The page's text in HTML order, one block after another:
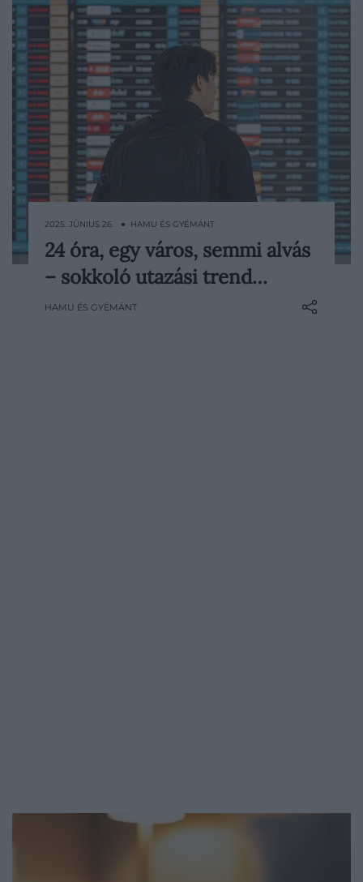
Az „Extreme Day Trip” névre keresztelt
utazási forma (amelyet magyarul intenzív,
egynapos útnak lehetne fordítani)
2025. JÚNIUS 26. ● HAMU ÉS GYÉMÁNT
24 óra, egy város, semmi alvás
– sokkoló utazási trend…
HAMU ÉS GYÉMÁNT